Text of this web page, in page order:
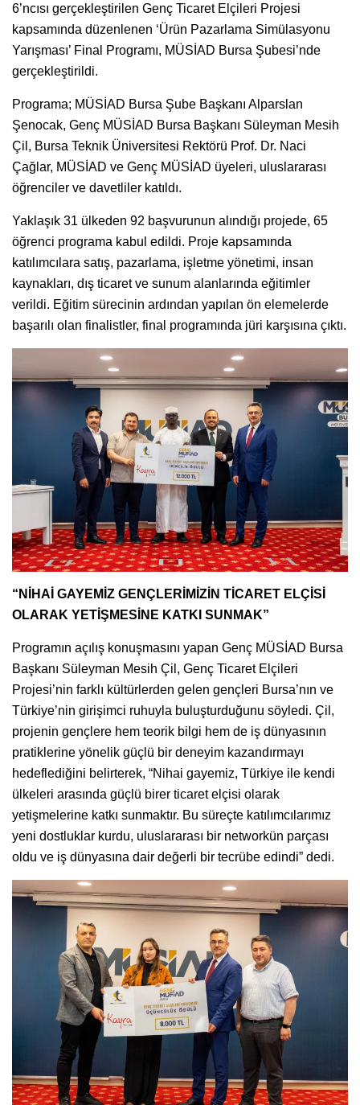
6’ncısı gerçekleştirilen Genç Ticaret Elçileri Projesi
kapsamında düzenlenen ‘Ürün Pazarlama Simülasyonu
Yarışması’ Final Programı, MÜSİAD Bursa Şubesi’nde
gerçekleştirildi.
Programa; MÜSİAD Bursa Şube Başkanı Alparslan
Şenocak, Genç MÜSİAD Bursa Başkanı Süleyman Mesih
Çil, Bursa Teknik Üniversitesi Rektörü Prof. Dr. Naci
Çağlar, MÜSİAD ve Genç MÜSİAD üyeleri, uluslararası
öğrenciler ve davetliler katıldı.
Yaklaşık 31 ülkeden 92 başvurunun alındığı projede, 65
öğrenci programa kabul edildi. Proje kapsamında
katılımcılara satış, pazarlama, işletme yönetimi, insan
kaynakları, dış ticaret ve sunum alanlarında eğitimler
verildi. Eğitim sürecinin ardından yapılan ön elemelerde
başarılı olan finalistler, final programında jüri karşısına çıktı.
“NİHAİ GAYEMİZ GENÇLERİMİZİN TİCARET ELÇİSİ
OLARAK YETİŞMESİNE KATKI SUNMAK”
Programın açılış konuşmasını yapan Genç MÜSİAD Bursa
Başkanı Süleyman Mesih Çil, Genç Ticaret Elçileri
Projesi’nin farklı kültürlerden gelen gençleri Bursa’nın ve
Türkiye’nin girişimci ruhuyla buluşturduğunu söyledi. Çil,
projenin gençlere hem teorik bilgi hem de iş dünyasının
pratiklerine yönelik güçlü bir deneyim kazandırmayı
hedeflediğini belirterek, “Nihai gayemiz, Türkiye ile kendi
ülkeleri arasında güçlü birer ticaret elçisi olarak
yetişmelerine katkı sunmaktır. Bu süreçte katılımcılarımız
yeni dostluklar kurdu, uluslararası bir networkün parçası
oldu ve iş dünyasına dair değerli bir tecrübe edindi” dedi.